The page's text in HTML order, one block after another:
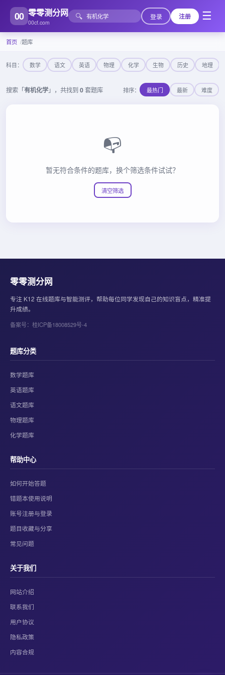
00 零零测分网
00cf.com
🔍 登录 注册 ☰
首页 题库
科目： 数学 语文 英语 物理 化学 生物 历史 地理
搜索「有机化学」，共找到0套题库 排序： 最热门 最新 难度
📭
暂无符合条件的题库，换个筛选条件试试？
清空筛选
零零测分网
专注 K12 在线题库与智能测评，帮助每位同学发现自己的知识盲点，精准提
升成绩。
备案号：桂ICP备18008529号-4
题库分类
数学题库
英语题库
语文题库
物理题库
化学题库
帮助中心
如何开始答题
错题本使用说明
账号注册与登录
题目收藏与分享
常见问题
关于我们
网站介绍
联系我们
用户协议
隐私政策
内容合规